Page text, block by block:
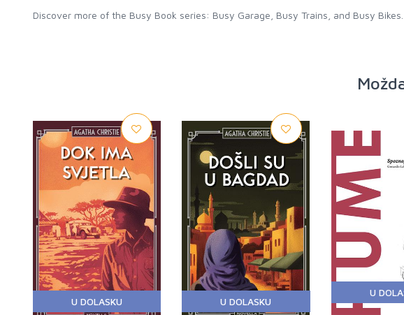
Discover more of the Busy Book series: Busy Garage, Busy Trains, and Busy Bikes.
U DOLASKU U DOLASKU
U